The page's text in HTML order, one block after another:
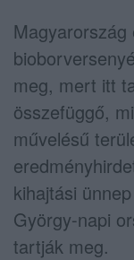
meg, mert itt
összefüggő,
művelésű
kihajtási
György-napi
tartják meg.